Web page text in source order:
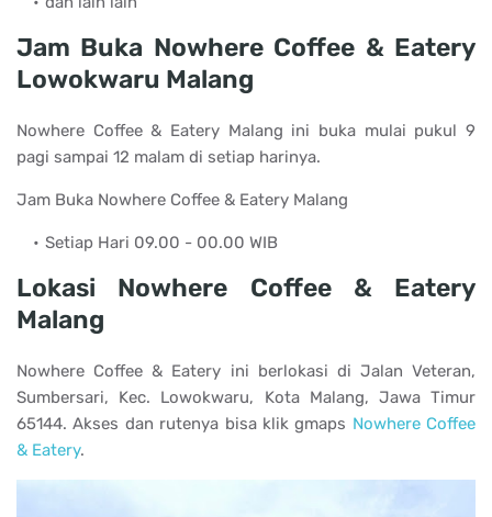
Jam Buka Nowhere Coffee & Eatery
Lowokwaru Malang
Nowhere Coffee & Eatery Malang ini buka mulai pukul 9
pagi sampai 12 malam di setiap harinya.
Jam Buka Nowhere Coffee & Eatery Malang
Setiap Hari 09.00 - 00.00 WIB
Lokasi Nowhere Coffee & Eatery
Malang
Nowhere Coffee & Eatery ini berlokasi di Jalan Veteran,
Sumbersari, Kec. Lowokwaru, Kota Malang, Jawa Timur
65144. Akses dan rutenya bisa klik gmaps Nowhere Coffee
& Eatery.